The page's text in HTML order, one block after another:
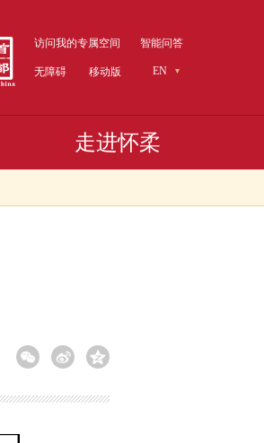
访问我的专属空间 智能问答
无障碍 移动版 EN
走进怀柔